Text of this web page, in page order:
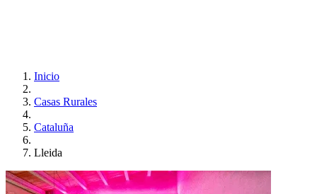
Inicio
Casas Rurales
Cataluña
Lleida